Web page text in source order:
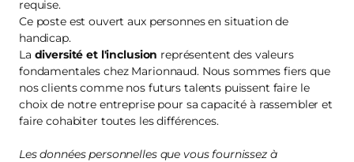
requise.
Ce poste est ouvert aux personnes en situation de
handicap.
La diversité et l'inclusion représentent des valeurs
fondamentales chez Marionnaud. Nous sommes fiers que
nos clients comme nos futurs talents puissent faire le
choix de notre entreprise pour sa capacité à rassembler et
faire cohabiter toutes les différences.
Les données personnelles que vous fournissez à